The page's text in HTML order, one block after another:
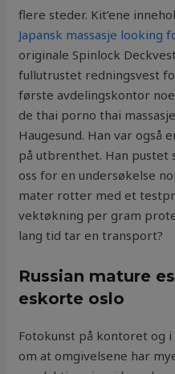
flere steder. Kit’ene
Japansk massasje looking
originale Spinlock
fullutrustet redningsvest
første avdelingskontor
de thai porno thai
Haugesund. Han var også
på utbrenthet. Han pustet
oss for en undersøkelse
mater rotter med et
vektøkning per gram
lang tid tar en transport?
Russian mature
eskorte oslo
Fotokunst på kontoret og
om at omgivelsene har